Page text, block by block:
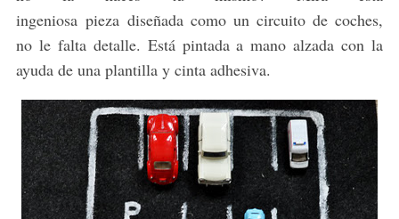
ingeniosa pieza diseñada como un circuito de coches,
no le falta detalle. Está pintada a mano alzada con la
ayuda de una plantilla y cinta adhesiva.